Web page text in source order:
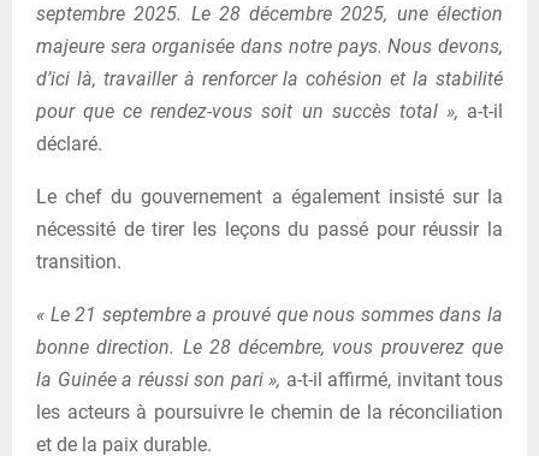
septembre 2025. Le 28 décembre 2025, une élection
majeure sera organisée dans notre pays. Nous devons,
d’ici là, travailler à renforcer la cohésion et la stabilité
pour que ce rendez-vous soit un succès total », a-t-il
déclaré.
Le chef du gouvernement a également insisté sur la
nécessité de tirer les leçons du passé pour réussir la
transition.
« Le 21 septembre a prouvé que nous sommes dans la
bonne direction. Le 28 décembre, vous prouverez que
la Guinée a réussi son pari », a-t-il affirmé, invitant tous
les acteurs à poursuivre le chemin de la réconciliation
et de la paix durable.